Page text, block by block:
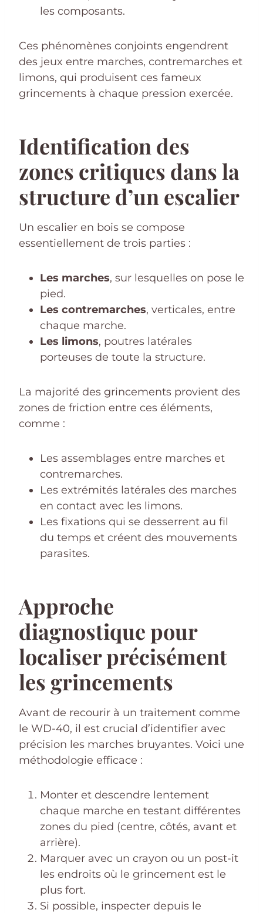
les composants.
Ces phénomènes conjoints engendrent
des jeux entre marches, contremarches et
limons, qui produisent ces fameux
grincements à chaque pression exercée.
Identification des
zones critiques dans la
structure d’un escalier
Un escalier en bois se compose
essentiellement de trois parties :
Les marches, sur lesquelles on pose le
pied.
Les contremarches, verticales, entre
chaque marche.
Les limons, poutres latérales
porteuses de toute la structure.
La majorité des grincements provient des
zones de friction entre ces éléments,
comme :
Les assemblages entre marches et
contremarches.
Les extrémités latérales des marches
en contact avec les limons.
Les fixations qui se desserrent au fil
du temps et créent des mouvements
parasites.
Approche
diagnostique pour
localiser précisément
les grincements
Avant de recourir à un traitement comme
le WD-40, il est crucial d’identifier avec
précision les marches bruyantes. Voici une
méthodologie efficace :
Monter et descendre lentement
chaque marche en testant différentes
zones du pied (centre, côtés, avant et
arrière).
Marquer avec un crayon ou un post-it
les endroits où le grincement est le
plus fort.
Si possible, inspecter depuis le